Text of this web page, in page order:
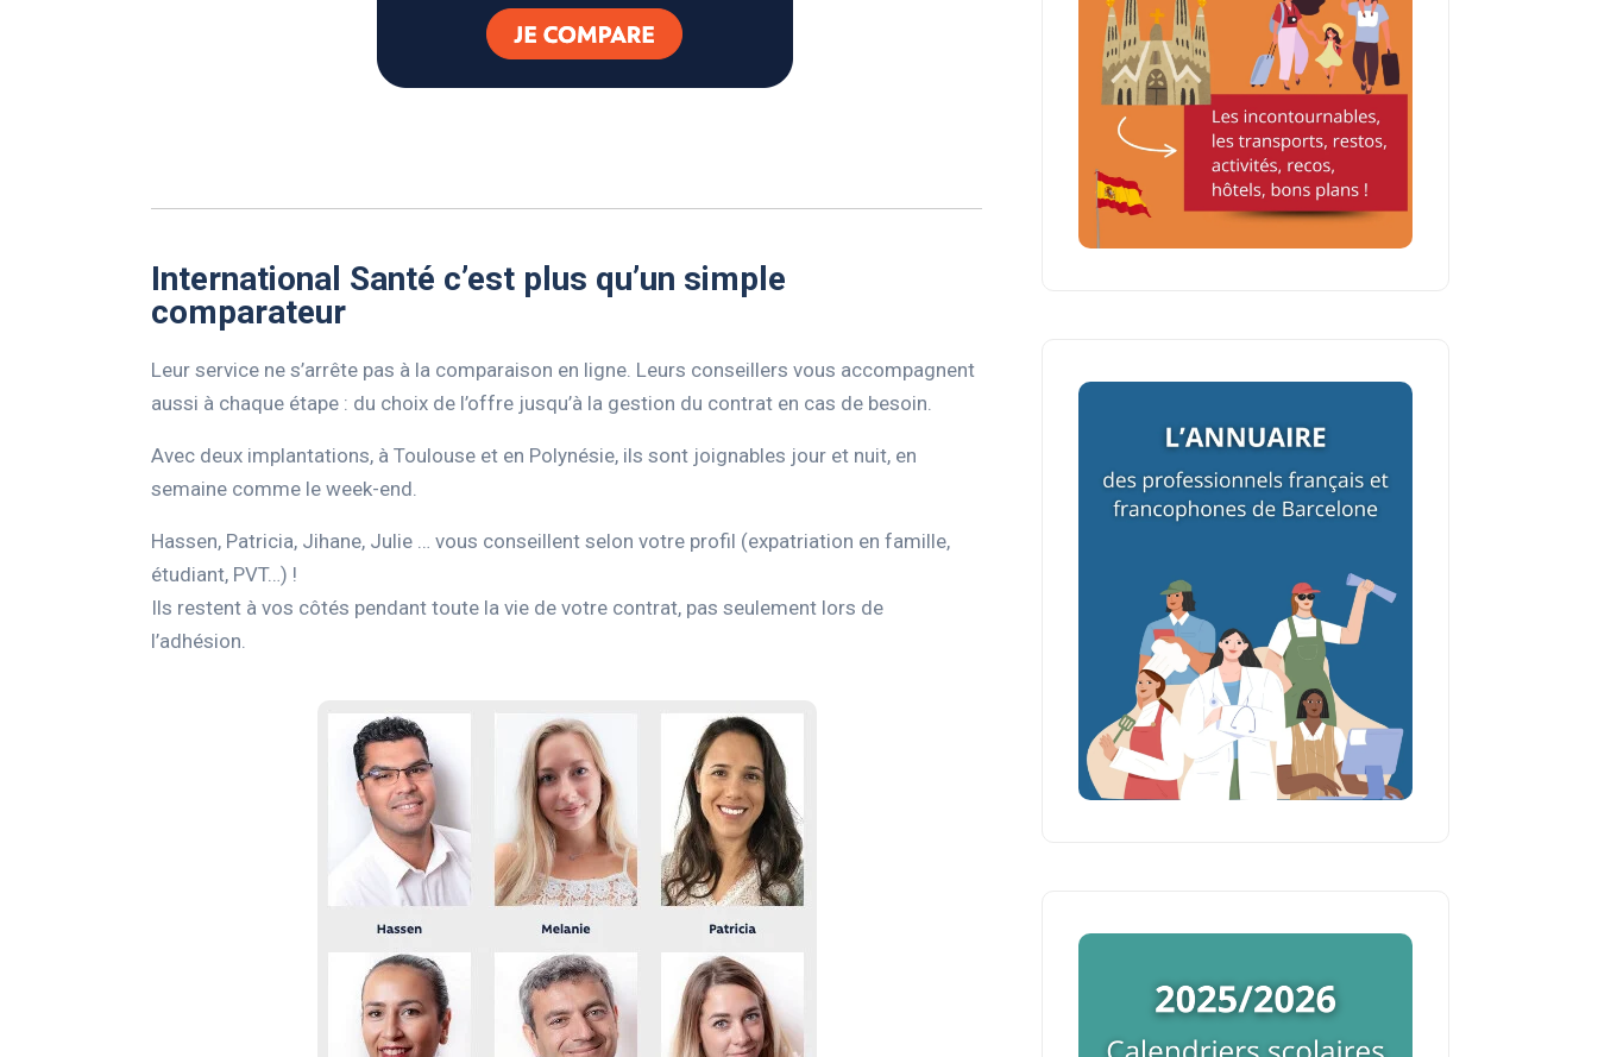
International Santé c’est plus qu’un simple
comparateur
Leur service ne s’arrête pas à la comparaison en ligne. Leurs conseillers vous accompagnent
aussi à chaque étape : du choix de l’offre jusqu’à la gestion du contrat en cas de besoin.
Avec deux implantations, à Toulouse et en Polynésie, ils sont joignables jour et nuit, en
semaine comme le week-end.
Hassen, Patricia, Jihane, Julie … vous conseillent selon votre profil (expatriation en famille,
étudiant, PVT…) !
Ils restent à vos côtés pendant toute la vie de votre contrat, pas seulement lors de
l’adhésion.